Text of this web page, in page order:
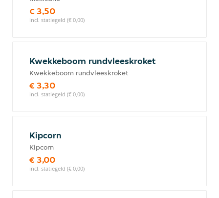
€ 3,50
incl. statiegeld (€ 0,00)
Kwekkeboom rundvleeskroket
Kwekkeboom rundvleeskroket
€ 3,30
incl. statiegeld (€ 0,00)
Kipcorn
Kipcorn
€ 3,00
incl. statiegeld (€ 0,00)